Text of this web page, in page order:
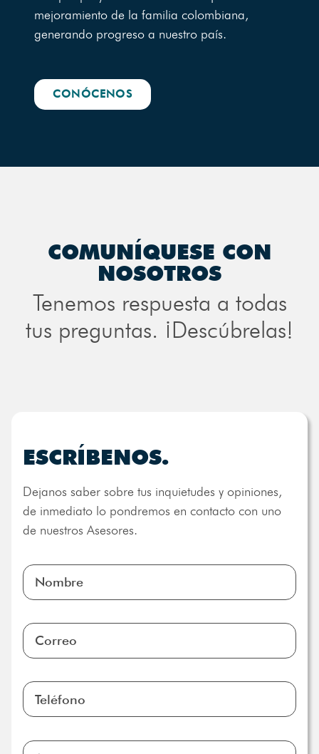
mejoramiento de la familia colombiana,
generando progreso a nuestro país.
CONÓCENOS
COMUNÍQUESE CON
NOSOTROS
Tenemos respuesta a todas
tus preguntas. ¡Descúbrelas!
ESCRÍBENOS.
Dejanos saber sobre tus inquietudes y opiniones,
de inmediato lo pondremos en contacto con uno
de nuestros Asesores.